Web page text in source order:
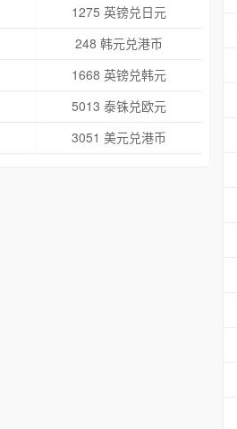
1275 英镑兑日元
248 韩元兑港币
1668 英镑兑韩元
5013 泰铢兑欧元
3051 美元兑港币